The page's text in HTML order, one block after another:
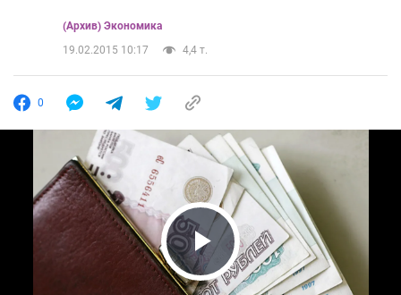
(Архив) Экономика
19.02.2015 10:17
4,4 т.
0
Play Video